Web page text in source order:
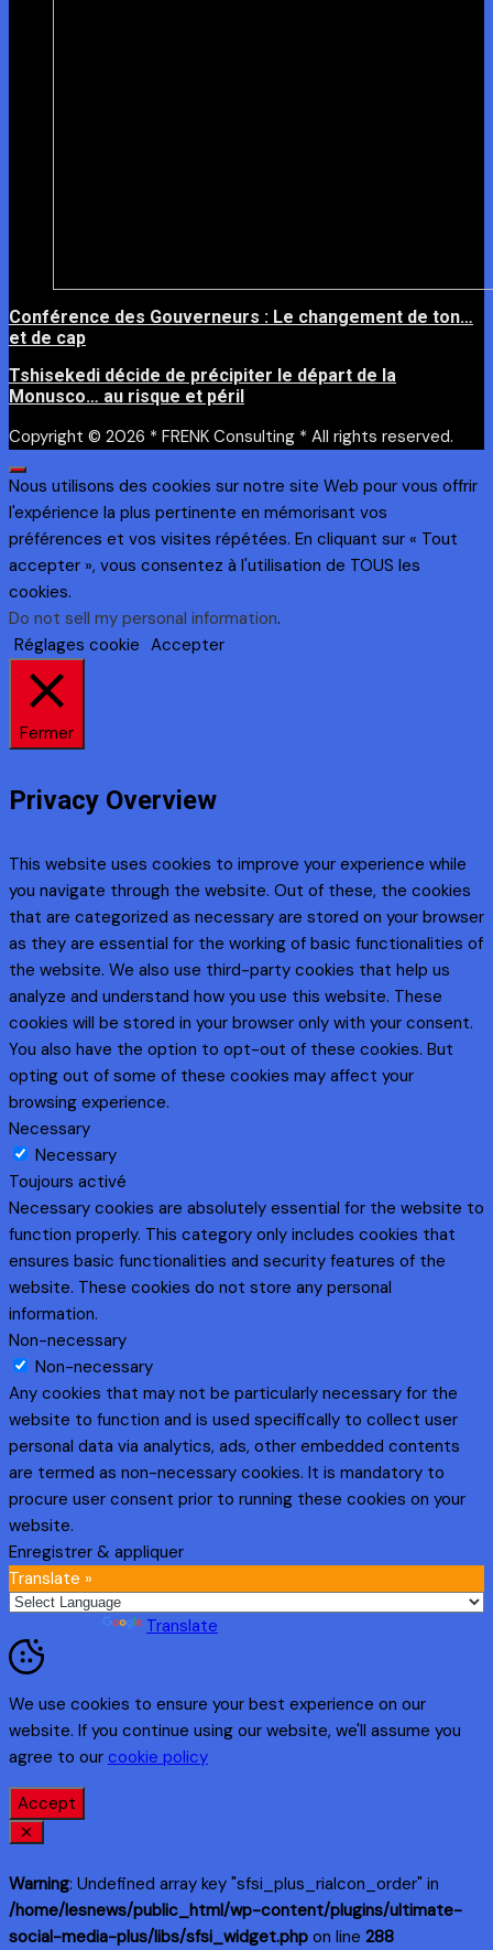
Conférence des Gouverneurs : Le changement de ton…
et de cap
Tshisekedi décide de précipiter le départ de la
Monusco… au risque et péril
Copyright © 2026 * FRENK Consulting * All rights reserved.
Nous utilisons des cookies sur notre site Web pour vous offrir
l'expérience la plus pertinente en mémorisant vos
préférences et vos visites répétées. En cliquant sur « Tout
accepter », vous consentez à l'utilisation de TOUS les
cookies.
Do not sell my personal information.
Réglages cookie Accepter
Fermer
Privacy Overview
This website uses cookies to improve your experience while
you navigate through the website. Out of these, the cookies
that are categorized as necessary are stored on your browser
as they are essential for the working of basic functionalities of
the website. We also use third-party cookies that help us
analyze and understand how you use this website. These
cookies will be stored in your browser only with your consent.
You also have the option to opt-out of these cookies. But
opting out of some of these cookies may affect your
browsing experience.
Necessary
Necessary
Toujours activé
Necessary cookies are absolutely essential for the website to
function properly. This category only includes cookies that
ensures basic functionalities and security features of the
website. These cookies do not store any personal
information.
Non-necessary
Non-necessary
Any cookies that may not be particularly necessary for the
website to function and is used specifically to collect user
personal data via analytics, ads, other embedded contents
are termed as non-necessary cookies. It is mandatory to
procure user consent prior to running these cookies on your
website.
Enregistrer & appliquer
Translate »
Translate
We use cookies to ensure your best experience on our
website. If you continue using our website, we'll assume you
agree to our cookie policy
Accept
Warning: Undefined array key "sfsi_plus_riaIcon_order" in
/home/lesnews/public_html/wp-content/plugins/ultimate-
social-media-plus/libs/sfsi_widget.php on line 288